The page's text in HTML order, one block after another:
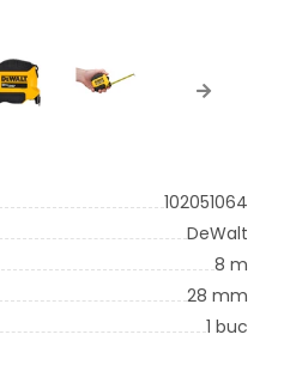
Next
102051064
DeWalt
8 m
28 mm
1 buc